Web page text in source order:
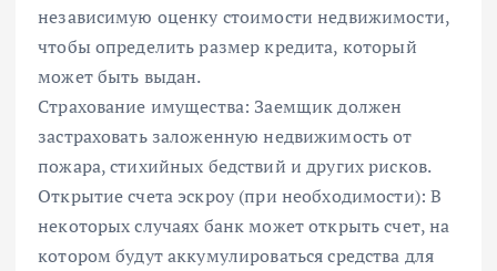
независимую оценку стоимости недвижимости,
чтобы определить размер кредита, который
может быть выдан.
Страхование имущества: Заемщик должен
застраховать заложенную недвижимость от
пожара, стихийных бедствий и других рисков.
Открытие счета эскроу (при необходимости): В
некоторых случаях банк может открыть счет, на
котором будут аккумулироваться средства для